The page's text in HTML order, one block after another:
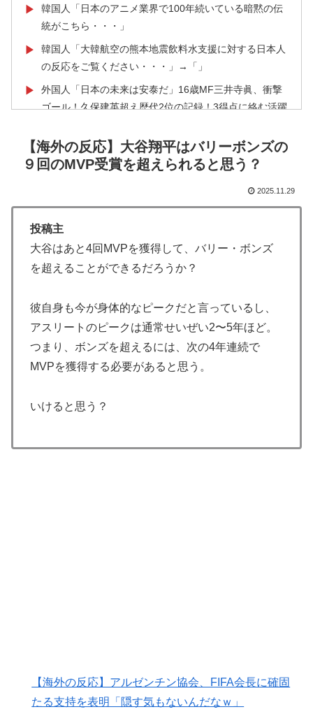
▶
韓国人「日本のアニメ業界で100年続いている暗黙の伝
統がこちら・・・」
▶
韓国人「大韓航空の熊本地震飲料水支援に対する日本人
の反応をご覧ください・・・」→「」
▶
外国人「日本の未来は安泰だ」16歳MF三井寺眞、衝撃
ゴール！久保建英超え歴代2位の記録！3得点に絡む活躍
▶ ワールドカップは誰のものか FIFA新会社構想が10日
足らずで撤回された理由【海外の反応・解説】
韓国人「この夏、韓国人が東京へ行くしかない理由がこ
ちら…」→「快適そうでめちゃくちゃ羨ましい…（ﾌﾞﾙ
ﾌﾞﾙ」＝韓国の反応
▶ アメリカ人「お前らの学校ではどんな理由で退学者が出
た？？」
覧ください」→「これはすごいわ」「こういうのを見る
と日本人は何か適当に作る感じがしない・・・」「あれ
がまさに経験値である」
▶ 韓国人「猛暑で〇〇も疲れ果てた…〇〇の個体数が急
▶ ワイ「飯食う前にうんちしたろ！（ﾌﾞﾘｯw）」
権に泣き付くも無視されて海外失笑！【海外の反応】
▶ フランス人「欲張りすぎだ」中村敬斗、ランス残留の可
能性を会長が示唆！移籍金が交渉の壁に..現地サポの本
【海外の反応】大谷翔平はバリーボンズの
９回のMVP受賞を超えられると思う？
2025.11.29
投稿主
大谷はあと4回MVPを獲得して、バリー・ボンズ
を超えることができるだろうか？
彼自身も今が身体的なピークだと言っているし、
アスリートのピークは通常せいぜい2〜5年ほど。
つまり、ボンズを超えるには、次の4年連続で
MVPを獲得する必要があると思う。
いけると思う？
【海外の反応】アルゼンチン協会、FIFA会長に確固
たる支持を表明「隠す気もないんだなｗ」